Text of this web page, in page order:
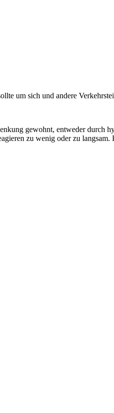
um sich und andere
gewohnt, entweder durch
zu wenig oder zu langsam.